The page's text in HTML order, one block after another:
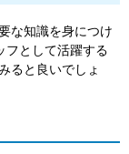
な知識を身につけ
フとして活躍する
ると良いでしょ